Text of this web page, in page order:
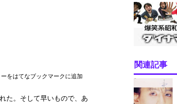
た。そして早いもので、あ
関連記事